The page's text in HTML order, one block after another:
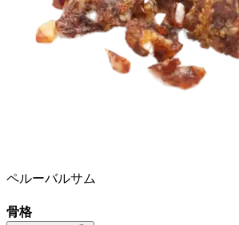
ペルーバルサム
骨格